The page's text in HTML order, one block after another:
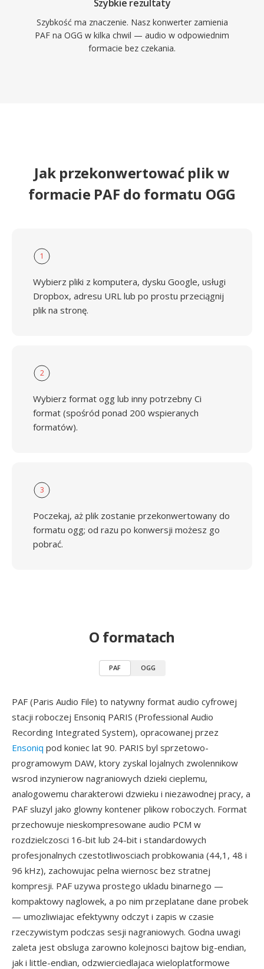
Szybkie rezultaty
Szybkość ma znaczenie. Nasz konwerter zamienia
PAF na OGG w kilka chwil — audio w odpowiednim
formacie bez czekania.
Jak przekonwertować plik w
formacie PAF do formatu OGG
1
Wybierz pliki z komputera, dysku Google, usługi
Dropbox, adresu URL lub po prostu przeciągnij
plik na stronę.
2
Wybierz format ogg lub inny potrzebny Ci
format (spośród ponad 200 wspieranych
formatów).
3
Poczekaj, aż plik zostanie przekonwertowany do
formatu ogg; od razu po konwersji możesz go
pobrać.
O formatach
PAF OGG
PAF (Paris Audio File) to natywny format audio cyfrowej
stacji roboczej Ensoniq PARIS (Professional Audio
Recording Integrated System), opracowanej przez
Ensoniq pod koniec lat 90. PARIS byl sprzetowo-
programowym DAW, ktory zyskal lojalnych zwolennikow
wsrod inzynierow nagraniowych dzieki cieplemu,
analogowemu charakterowi dzwieku i niezawodnej pracy, a
PAF sluzyl jako glowny kontener plikow roboczych. Format
przechowuje nieskompresowane audio PCM w
rozdzielczosci 16-bit lub 24-bit i standardowych
profesjonalnych czestotliwosciach probkowania (44,1, 48 i
96 kHz), zachowujac pelna wiernosc bez stratnej
kompresji. PAF uzywa prostego ukladu binarnego —
kompaktowy naglowek, a po nim przeplatane dane probek
— umozliwiajac efektywny odczyt i zapis w czasie
rzeczywistym podczas sesji nagraniowych. Godna uwagi
zaleta jest obsluga zarowno kolejnosci bajtow big-endian,
jak i little-endian, odzwierciedlajaca wieloplatformowe